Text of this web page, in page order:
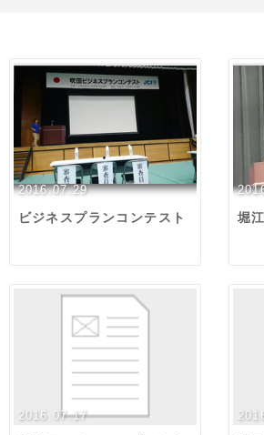
2016.07.29
ビジネスプランコンテスト 堀
2016.07.17